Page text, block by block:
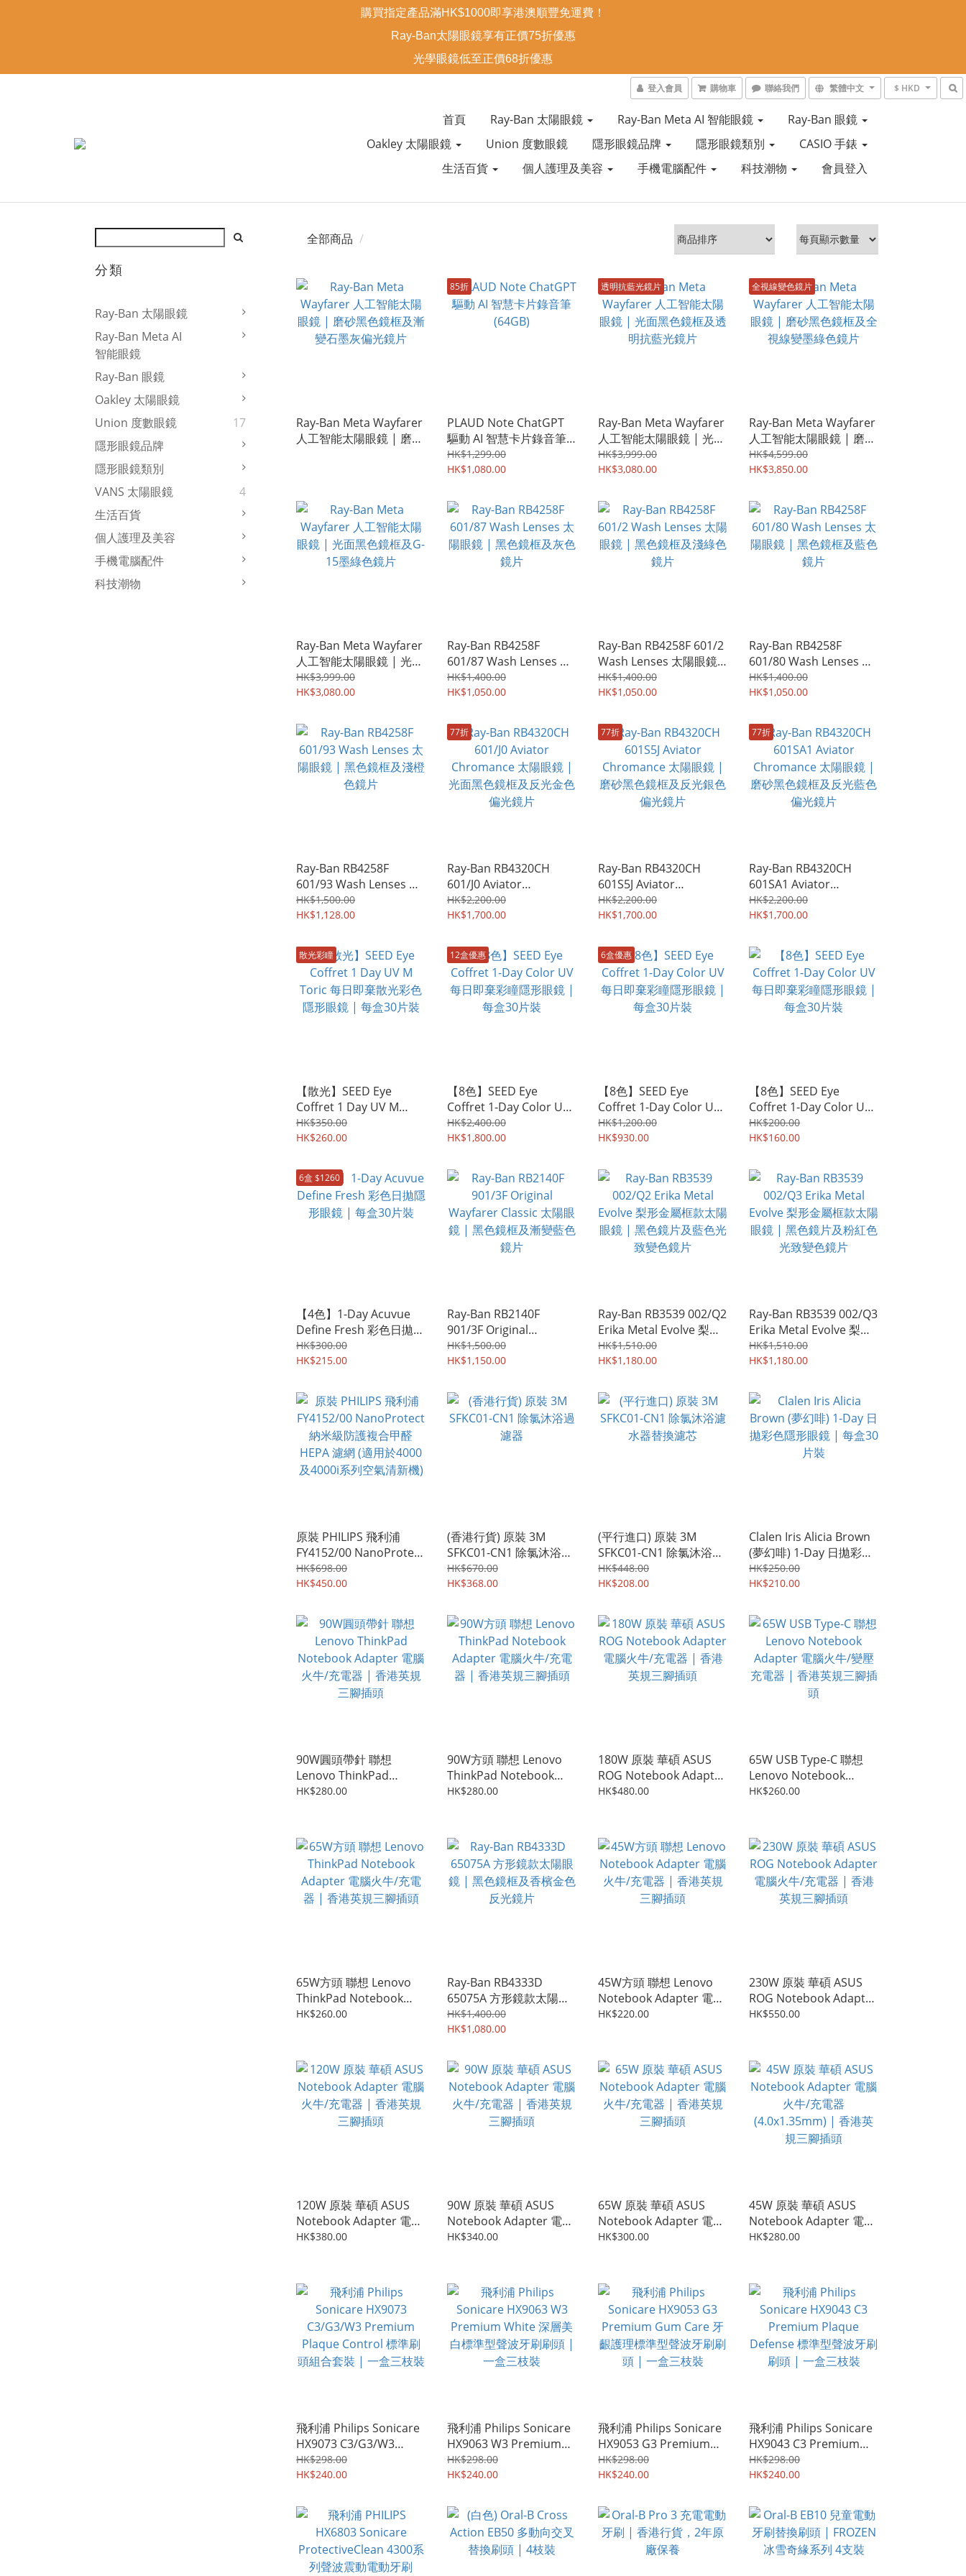
登入會員 購物車 聯絡我們 繁體中文 $ HKD
首頁 Ray-Ban 太陽眼鏡 Ray-Ban Meta AI 智能眼鏡
Ray-Ban 眼鏡
Oakley 太陽眼鏡
Union 度數眼鏡 隱形眼鏡品牌 隱形眼鏡類別
CASIO 手錶
生活百貨
個人護理及美容 手機電腦配件 科技潮物 會員登入
分類
Ray-Ban 太陽眼鏡
Ray-Ban Meta AI
智能眼鏡
Ray-Ban 眼鏡
Oakley 太陽眼鏡
Union 度數眼鏡
17
隱形眼鏡品牌
隱形眼鏡類別
VANS 太陽眼鏡
4
生活百貨
個人護理及美容
手機電腦配件
科技潮物
全部商品
Ray-Ban Meta Wayfarer
人工智能太陽眼鏡 | 磨砂
85折
PLAUD Note ChatGPT
驅動 AI 智慧卡片錄音筆
(64GB)
HK$1,299.00
HK$1,080.00
透明抗藍光鏡片
Ray-Ban Meta Wayfarer
人工智能太陽眼鏡 | 光面
黑色鏡框及透明抗藍光鏡
片
HK$3,999.00
HK$3,080.00
全視線變色鏡片
Ray-Ban Meta Wayfarer
人工智能太陽眼鏡 | 磨砂
黑色鏡框及全視線變墨綠
色鏡片
HK$4,599.00
HK$3,850.00
Ray-Ban Meta Wayfarer
人工智能太陽眼鏡 | 光面
黑色鏡框及G-15墨綠色鏡
片
HK$3,999.00
HK$3,080.00
Ray-Ban RB4258F
601/87 Wash Lenses 太
陽眼鏡 | 黑色鏡框及灰色
鏡片
HK$1,400.00
HK$1,050.00
Ray-Ban RB4258F 601/2
Wash Lenses 太陽眼鏡 |
黑色鏡框及淺綠色鏡片
HK$1,400.00
HK$1,050.00
Ray-Ban RB4258F
601/80 Wash Lenses 太
陽眼鏡 | 黑色鏡框及藍色
鏡片
HK$1,400.00
HK$1,050.00
Ray-Ban RB4258F
601/93 Wash Lenses 太
陽眼鏡 | 黑色鏡框及淺橙
色鏡片
HK$1,500.00
HK$1,128.00
77折
Ray-Ban RB4320CH
601/J0 Aviator
Chromance 太陽眼鏡 |
光面黑色鏡框及反光金色
HK$2,200.00
HK$1,700.00
77折
Ray-Ban RB4320CH
601S5J Aviator
Chromance 太陽眼鏡 |
磨砂黑色鏡框及反光銀色
HK$2,200.00
HK$1,700.00
77折
Ray-Ban RB4320CH
601SA1 Aviator
Chromance 太陽眼鏡 |
磨砂黑色鏡框及反光藍色
HK$2,200.00
HK$1,700.00
散光彩瞳
【散光】SEED Eye
Coffret 1 Day UV M
Toric 每日即棄散光彩色
隱形眼鏡 | 每盒30片裝
HK$350.00
HK$260.00
12盒優惠
【8色】SEED Eye
Coffret 1-Day Color UV
每日即棄彩瞳隱形眼鏡 |
每盒30片裝
HK$2,400.00
HK$1,800.00
6盒優惠
【8色】SEED Eye
Coffret 1-Day Color UV
每日即棄彩瞳隱形眼鏡 |
每盒30片裝
HK$1,200.00
HK$930.00
【8色】SEED Eye
Coffret 1-Day Color UV
每日即棄彩瞳隱形眼鏡 |
每盒30片裝
HK$200.00
HK$160.00
6盒 $1260
【4色】1-Day Acuvue
Define Fresh 彩色日拋隱
形眼鏡 | 每盒30片裝
HK$300.00
HK$215.00
Ray-Ban RB2140F
901/3F Original
Wayfarer Classic 太陽眼
鏡 | 黑色鏡框及漸變藍色
HK$1,500.00
HK$1,150.00
Ray-Ban RB3539 002/Q2
Erika Metal Evolve 梨形
金屬框款太陽眼鏡 | 黑色
鏡片及藍色光致變色鏡片
HK$1,510.00
HK$1,180.00
Ray-Ban RB3539 002/Q3
Erika Metal Evolve 梨形
金屬框款太陽眼鏡 | 黑色
鏡片及粉紅色光致變色鏡
HK$1,510.00
HK$1,180.00
原裝 PHILIPS 飛利浦
FY4152/00 NanoProtect
納米級防護複合甲醛
HEPA 濾網 (適用於4000
HK$698.00
HK$450.00
(香港行貨) 原裝 3M
SFKC01-CN1 除氯沐浴過
濾器
HK$670.00
HK$368.00
(平行進口) 原裝 3M
SFKC01-CN1 除氯沐浴濾
水器替換濾芯
HK$448.00
HK$208.00
Clalen Iris Alicia Brown
(夢幻啡) 1-Day 日拋彩色
隱形眼鏡 | 每盒30片裝
HK$250.00
HK$210.00
90W圓頭帶針 聯想
Lenovo ThinkPad
Notebook Adapter 電腦
HK$280.00
90W方頭 聯想 Lenovo
ThinkPad Notebook
Adapter 電腦火牛/充電
HK$280.00
180W 原裝 華碩 ASUS
ROG Notebook Adapter
電腦火牛/充電器 | 香港
HK$480.00
65W USB Type-C 聯想
Lenovo Notebook
Adapter 電腦火牛/變壓
HK$260.00
65W方頭 聯想 Lenovo
ThinkPad Notebook
Adapter 電腦火牛/充電
HK$260.00
Ray-Ban RB4333D
65075A 方形鏡款太陽眼
鏡 | 黑色鏡框及香檳金色
反光鏡片
HK$1,400.00
HK$1,080.00
45W方頭 聯想 Lenovo
Notebook Adapter 電腦
火牛/充電器 | 香港英規
HK$220.00
230W 原裝 華碩 ASUS
ROG Notebook Adapter
電腦火牛/充電器 | 香港
HK$550.00
120W 原裝 華碩 ASUS
Notebook Adapter 電腦
火牛/充電器 | 香港英規
HK$380.00
90W 原裝 華碩 ASUS
Notebook Adapter 電腦
火牛/充電器 | 香港英規
HK$340.00
65W 原裝 華碩 ASUS
Notebook Adapter 電腦
火牛/充電器 | 香港英規
HK$300.00
45W 原裝 華碩 ASUS
Notebook Adapter 電腦
火牛/充電器
HK$280.00
飛利浦 Philips Sonicare
HX9073 C3/G3/W3
Premium Plaque
Control 標準刷頭組合套
HK$298.00
HK$240.00
飛利浦 Philips Sonicare
HX9063 W3 Premium
White 深層美白標準型聲
波牙刷刷頭 | 一盒三枝裝
HK$298.00
HK$240.00
飛利浦 Philips Sonicare
HX9053 G3 Premium
Gum Care 牙齦護理標準
型聲波牙刷刷頭 | 一盒三
HK$298.00
HK$240.00
飛利浦 Philips Sonicare
HX9043 C3 Premium
Plaque Defense 標準型
聲波牙刷刷頭 | 一盒三枝
HK$298.00
HK$240.00
購買指定產品滿HK$1000即享港澳順豐免運費！
Ray-Ban太陽眼鏡享有正價75折優惠
光學眼鏡低至正價68折優惠